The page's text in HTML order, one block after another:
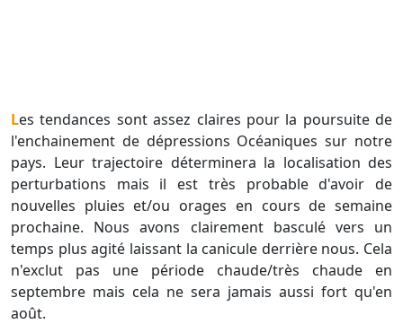
Les tendances sont assez claires pour la poursuite de
l'enchainement de dépressions Océaniques sur notre
pays. Leur trajectoire déterminera la localisation des
perturbations mais il est très probable d'avoir de
nouvelles pluies et/ou orages en cours de semaine
prochaine. Nous avons clairement basculé vers un
temps plus agité laissant la canicule derrière nous. Cela
n'exclut pas une période chaude/très chaude en
septembre mais cela ne sera jamais aussi fort qu'en
août.